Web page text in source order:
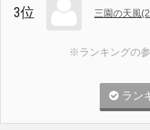
3位 三園の天風
※ランキングの
ラン